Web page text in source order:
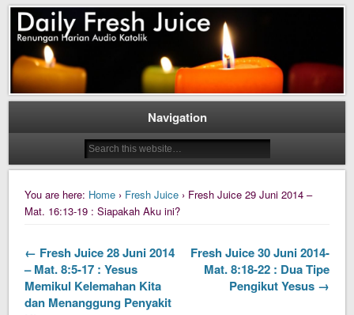
Daily Fresh Juice
Daily Fresh Juice Renungan Harian Katolik Menyejukkan dan Menyegarkan
Navigation
You are here: Home › Fresh Juice › Fresh Juice 29 Juni 2014 –
Mat. 16:13-19 : Siapakah Aku ini?
← Fresh Juice 28 Juni 2014
– Mat. 8:5-17 : Yesus
Memikul Kelemahan Kita
dan Menanggung Penyakit
Fresh Juice 30 Juni 2014-
Mat. 8:18-22 : Dua Tipe
Pengikut Yesus →